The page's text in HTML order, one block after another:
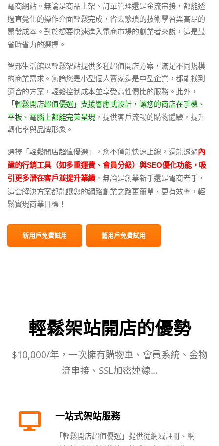
電商網站。無論是商品上架、訂單管理還是金流串接，都能透
過直覺化的操作介面輕鬆完成，省去繁瑣的技術學習與高昂的
開發成本。對於想要快速進入電商市場的創業者來說，這是最
省時省力的選擇。
智邦生活館以輕鬆架站提供多種超值開店方案，滿足不同規模
的商業需求。無論您是小型個人賣家還是中型企業，都能找到
適合的方案，輕鬆控制成本並享受高性價比的服務。此外，
「輕鬆開店超值優選」支援響應式設計，讓您的商店在手機、
平板、電腦上都能完美呈現 ，提供客戶流暢的購物體驗，提升
轉化率與品牌形象。
選擇「輕鬆開店超值優選」，您不僅能快速上線，還能透過內
建的行銷工具（如多重運費、會員分級）與SEO優化功能，吸
引更多潛在客戶並提升業績 。無論是創業新手還是電商老手，
這套解決方案都能讓您的網路創業之路更簡單、更有效率，輕
鬆實現商業目標！
新用戶免費試用 舊用戶免費試用
輕鬆架站開店的優勢
$10,000/年，一次擁有購物車、會員系統、金物
流串接、SSL加密連線...
一站式架站服務
「輕鬆開店超值優選」提供從網域註冊、網